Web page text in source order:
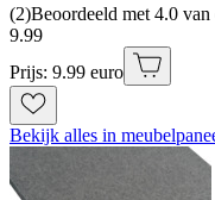
(2)Beoordeeld met 4.0
9.99
Prijs: 9.99 euro
Bekijk alles in